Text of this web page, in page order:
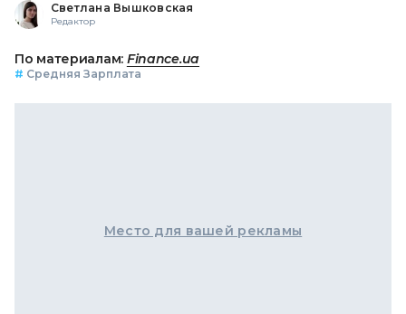
Светлана Вышковская
Редактор
По материалам: Finance.ua
# Средняя Зарплата
Место для вашей рекламы